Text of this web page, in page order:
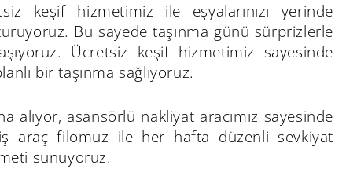
keşif hizmetimiz ile eşyalarınızı yerinde
Bu sayede taşınma günü sürprizlerle
Ücretsiz keşif hizmetimiz sayesinde
bir taşınma sağlıyoruz.
alıyor, asansörlü nakliyat aracımız sayesinde
araç filomuz ile her hafta düzenli sevkiyat
sunuyoruz.